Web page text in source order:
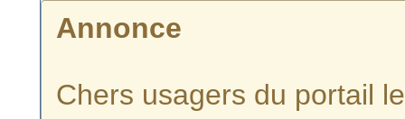
Annonce
Chers usagers du portail